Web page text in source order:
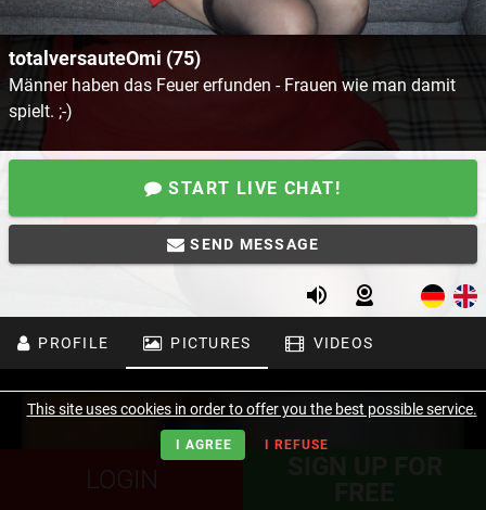
totalversauteOmi (75)
Männer haben das Feuer erfunden - Frauen wie man damit
spielt. ;-)
START LIVE CHAT!
SEND MESSAGE
PROFILE PICTURES VIDEOS
LOGIN
This site uses cookies in order to offer you the best possible service.
I AGREE I REFUSE